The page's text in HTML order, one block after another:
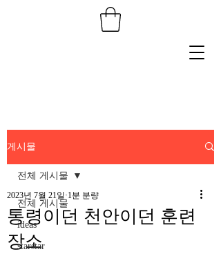
게시물
전체 게시물
ideas
starstar
전체 게시물
통령이던 천안이던 훈련
장소
2023년 7월 21일 1분 분량